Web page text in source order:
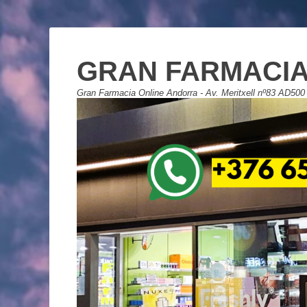
GRAN
Gran Farmacia Online Andorra - Av. Meritxell nº83